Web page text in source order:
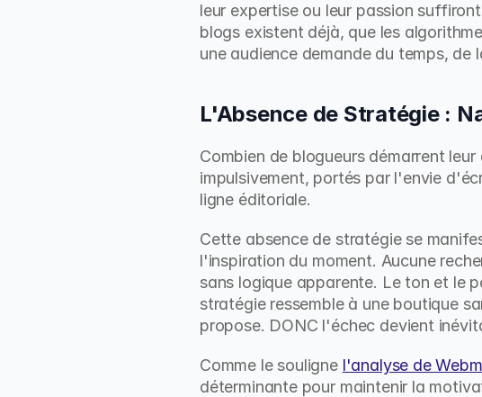
leur expertise ou leur passion
blogs existent déjà, que les
une audience demande du temps,
L'Absence de Stratégie :
Combien de blogueurs démarrent
impulsivement, portés par l'envie
ligne éditoriale.
Cette absence de stratégie se
l'inspiration du moment. Aucune
sans logique apparente. Le ton et le
stratégie ressemble à une boutique
propose. DONC l'échec devient
Comme le souligne l'analyse de
déterminante pour maintenir la